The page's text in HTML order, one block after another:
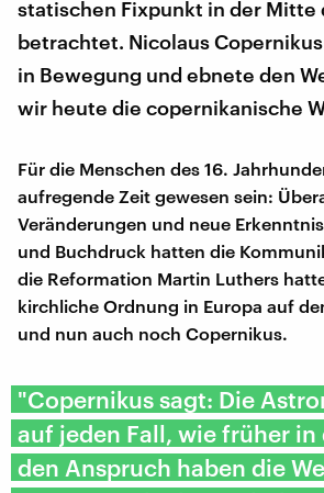
statischen Fixpunkt in der Mitte
betrachtet. Nicolaus
in Bewegung und ebnete den
wir heute die copernikanische
Für die Menschen des 16.
aufregende Zeit gewesen sein:
Veränderungen und neue
und Buchdruck hatten die
die Reformation Martin Luthers
kirchliche Ordnung in Europa auf
und nun auch noch Copernikus.
"Copernikus sagt: Die
auf jeden Fall, wie früher in
den Anspruch haben die